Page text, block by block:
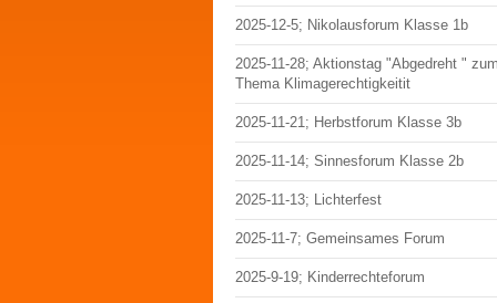
2025-12-5; Nikolausforum Klasse 1b
2025-11-28; Aktionstag "Abgedreht "
Thema Klimagerechtigkeitit
2025-11-21; Herbstforum Klasse 3b
2025-11-14; Sinnesforum Klasse 2b
2025-11-13; Lichterfest
2025-11-7; Gemeinsames Forum
2025-9-19; Kinderrechteforum